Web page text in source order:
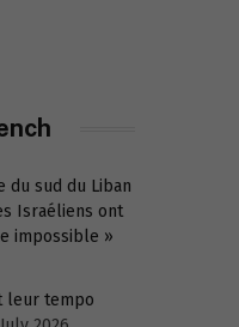
du sud du Liban
Israéliens ont
impossible »
leur tempo